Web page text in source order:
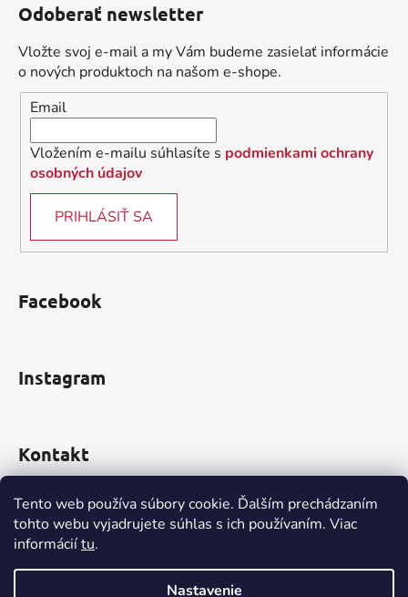
Tento web používa súbory cookie. Ďalším prechádzaním
tohto webu vyjadrujete súhlas s ich používaním. Viac
informáciítu.
Nastavenie
e
p
r
v
k
y
v
ý
e
Odoberať newsletter
Vložte svoj e-mail a my Vám budeme zasielať informácie
o nových produktoch na našom e-shope.
Email
Vložením e-mailu súhlasíte s podmienkami ochrany
osobných údajov
PRIHLÁSIŤ SA
Facebook
Instagram
Kontakt
obchod@incomp.sk
0910 999 552